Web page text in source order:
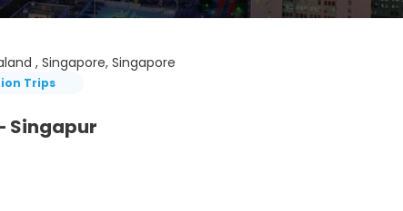
, Singapore, Singapore
Trips
Singapur